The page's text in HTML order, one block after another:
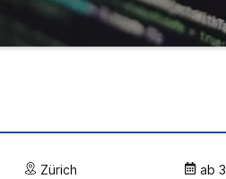
Zürich ab